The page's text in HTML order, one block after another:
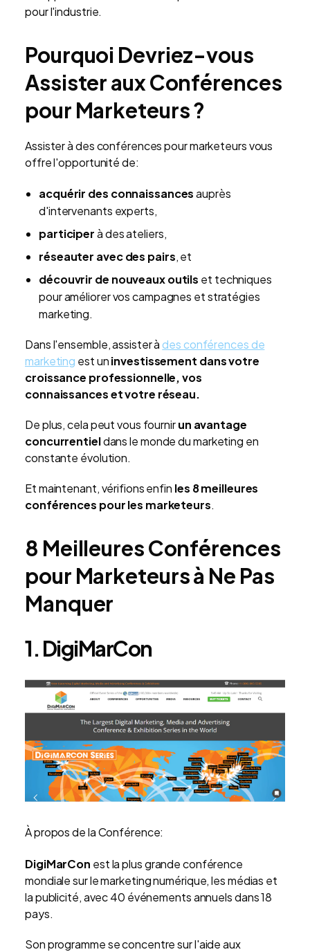
pour l'industrie.
Pourquoi Devriez-vous
Assister aux Conférences
pour Marketeurs ?
Assister à des conférences pour marketeurs vous
offre l'opportunité de:
acquérir des connaissancesauprès
d'intervenants experts,
participerà des ateliers,
réseauter avec des pairs, et
découvrir de nouveaux outils et techniques
pour améliorer vos campagnes et stratégies
marketing.
Dans l'ensemble, assister àdes conférences de
marketing est uninvestissement dans votre
croissance professionnelle, vos
connaissances et votre réseau.
De plus, cela peut vous fournirun avantage
concurrentieldans le monde du marketing en
constante évolution.
Et maintenant, vérifions enfin les 8 meilleures
conférences pour les marketeurs.
8 Meilleures Conférences
pour Marketeurs à Ne Pas
Manquer
1. DigiMarCon
À propos de la Conférence:
DigiMarCon est la plus grande conférence
mondiale sur le marketing numérique, les médias et
la publicité, avec 40 événements annuels dans 18
pays.
Son programme se concentre sur l'aide aux